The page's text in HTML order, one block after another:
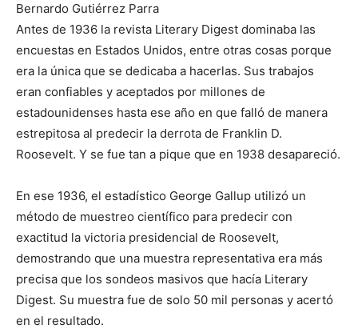
Bernardo Gutiérrez Parra
Antes de 1936 la revista Literary Digest dominaba las
encuestas en Estados Unidos, entre otras cosas porque
era la única que se dedicaba a hacerlas. Sus trabajos
eran confiables y aceptados por millones de
estadounidenses hasta ese año en que falló de manera
estrepitosa al predecir la derrota de Franklin D.
Roosevelt. Y se fue tan a pique que en 1938 desapareció.
En ese 1936, el estadístico George Gallup utilizó un
método de muestreo científico para predecir con
exactitud la victoria presidencial de Roosevelt,
demostrando que una muestra representativa era más
precisa que los sondeos masivos que hacía Literary
Digest. Su muestra fue de solo 50 mil personas y acertó
en el resultado.